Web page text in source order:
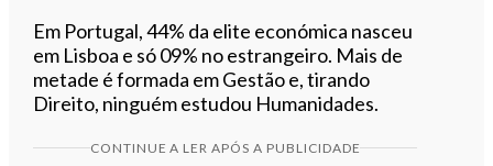
Em Portugal, 44% da elite económica nasceu
em Lisboa e só 09% no estrangeiro. Mais de
metade é formada em Gestão e, tirando
Direito, ninguém estudou Humanidades.
CONTINUE A LER APÓS A PUBLICIDADE